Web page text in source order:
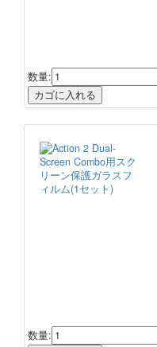
数量:
数量: